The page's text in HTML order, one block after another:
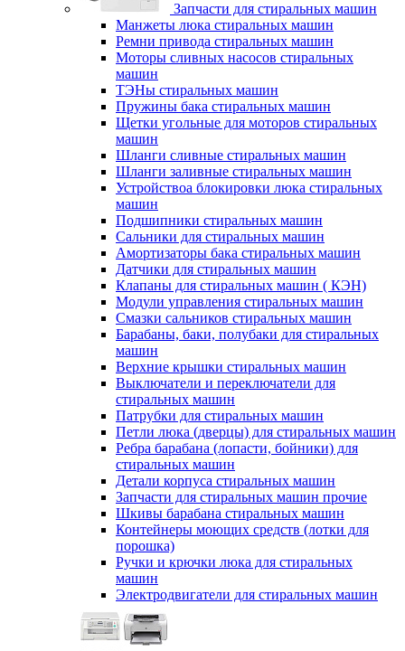
Запчасти для стиральных машин
Манжеты люка стиральных машин
Ремни привода стиральных машин
Моторы сливных насосов стиральных
машин
ТЭНы стиральных машин
Пружины бака стиральных машин
Щетки угольные для моторов стиральных
машин
Шланги сливные стиральных машин
Шланги заливные стиральных машин
Устройствоа блокировки люка стиральных
машин
Подшипники стиральных машин
Сальники для стиральных машин
Амортизаторы бака стиральных машин
Датчики для стиральных машин
Клапаны для стиральных машин ( КЭН)
Модули управления стиральных машин
Смазки сальников стиральных машин
Барабаны, баки, полубаки для стиральных
машин
Верхние крышки стиральных машин
Выключатели и переключатели для
стиральных машин
Патрубки для стиральных машин
Петли люка (дверцы) для стиральных машин
Ребра барабана (лопасти, бойники) для
стиральных машин
Детали корпуса стиральных машин
Запчасти для стиральных машин прочие
Шкивы барабана стиральных машин
Контейнеры моющих средств (лотки для
порошка)
Ручки и крючки люка для стиральных
машин
Электродвигатели для стиральных машин